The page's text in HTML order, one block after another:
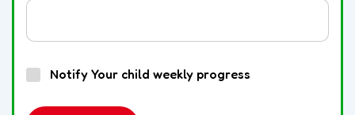
Notify Your child weekly progress